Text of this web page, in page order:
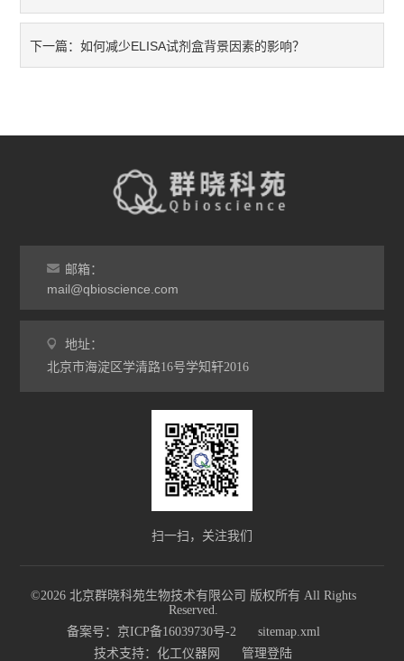
下一篇：如何减少ELISA试剂盒背景因素的影响？
邮箱：
mail@qbioscience.com
地址：
北京市海淀区学清路16号学知轩2016
扫一扫，关注我们
©2026 北京群晓科苑生物技术有限公司 版权所有 All Rights
Reserved.
备案号：京ICP备16039730号-2
sitemap.xml
技术支持： 化工仪器网 管理登陆